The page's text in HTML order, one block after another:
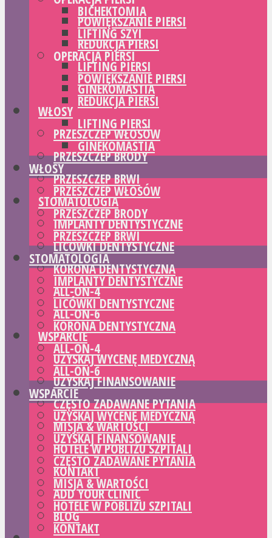
POWIĘKSZANIE PIERSI
REDUKCJA PIERSI
LIFTING PIERSI
GINEKOMASTIA
WŁOSY
PRZESZCZEP WŁOSÓW
PRZESZCZEP BRODY
PRZESZCZEP BRWI
STOMATOLOGIA
IMPLANTY DENTYSTYCZNE
LICÓWKI DENTYSTYCZNE
KORONA DENTYSTYCZNA
ALL-ON-4
ALL-ON-6
WSPARCIE
UZYSKAJ WYCENĘ MEDYCZNĄ
UZYSKAJ FINANSOWANIE
CZĘSTO ZADAWANE PYTANIA
MISJA & WARTOŚCI
HOTELE W POBLIŻU SZPITALI
KONTAKT
ADD YOUR CLINIC
BLOG
BICHEKTOMIA
LIFTING SZYI
OPERACJA PIERSI
POWIĘKSZANIE PIERSI
REDUKCJA PIERSI
LIFTING PIERSI
GINEKOMASTIA
WŁOSY
PRZESZCZEP WŁOSÓW
PRZESZCZEP BRODY
PRZESZCZEP BRWI
STOMATOLOGIA
IMPLANTY DENTYSTYCZNE
LICÓWKI DENTYSTYCZNE
KORONA DENTYSTYCZNA
ALL-ON-4
ALL-ON-6
WSPARCIE
UZYSKAJ WYCENĘ MEDYCZNĄ
UZYSKAJ FINANSOWANIE
CZĘSTO ZADAWANE PYTANIA
MISJA & WARTOŚCI
HOTELE W POBLIŻU SZPITALI
KONTAKT